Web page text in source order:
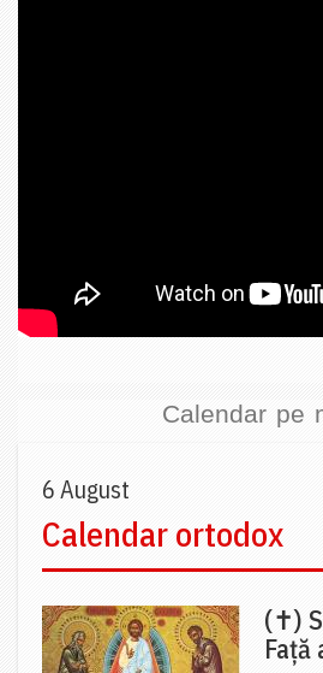
Calendar pe
6 August
Calendar ortodox
(✝)
Față